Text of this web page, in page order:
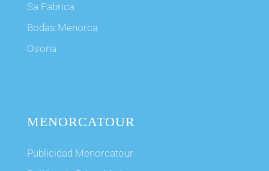
Sa Fabrica
Bodas Menorca
Osona
MENORCATOUR
Publicidad Menorcatour